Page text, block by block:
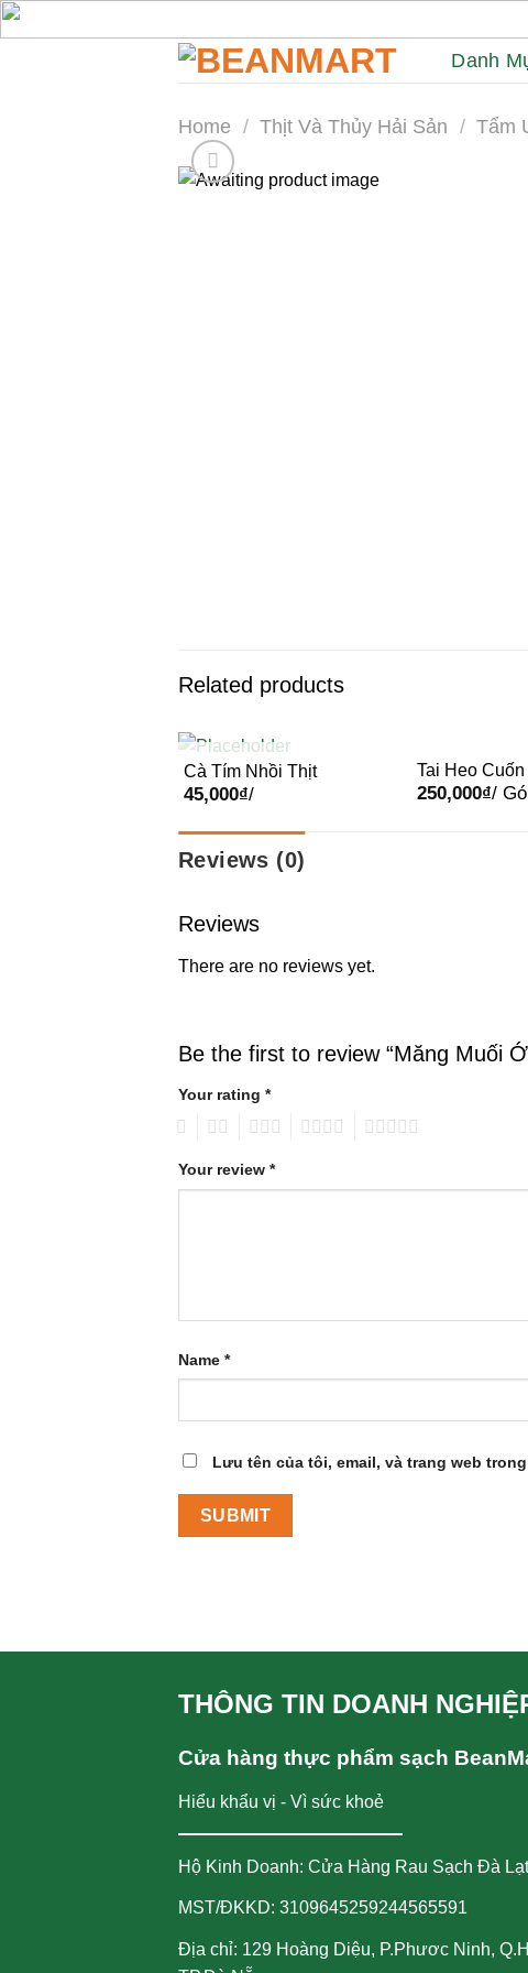
Skip
to
Danh
Home / Thịt Và Thủy Hải Sản / Tẩm
Related products
OUT OF STOCK
Cà Tím Nhồi Thịt
45,000₫/
Tai Heo
Hà Thành
250,000₫/
Reviews (0)
Reviews
There are no reviews yet.
Be the first to review “Măng Muối
Your rating *
Your review *
Name *
Lưu tên của tôi, email, và trang web
THÔNG TIN DOANH
Cửa hàng thực phẩm sạch
Hiểu khẩu vị - Vì sức khoẻ
Hộ Kinh Doanh: Cửa Hàng Rau Sạch Đà Lạt
MST/ĐKKD: 3109645259244565591
Địa chỉ: 129 Hoàng Diệu, P.Phươc Ninh,